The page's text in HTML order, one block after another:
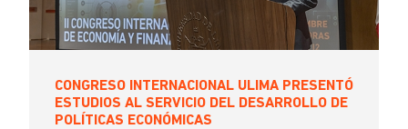
CONGRESO INTERNACIONAL ULIMA PRESENTÓ
ESTUDIOS AL SERVICIO DEL DESARROLLO DE
POLÍTICAS ECONÓMICAS